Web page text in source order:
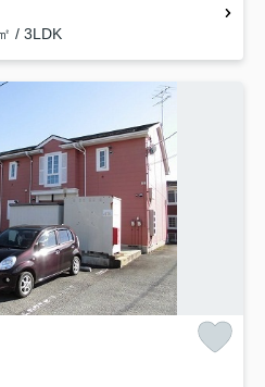
/ 3LDK